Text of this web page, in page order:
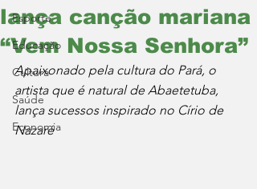
Esporte
Educação
Cultura
Saúde
Economia
lança canção mariana
“Vem Nossa Senhora”
Apaixonado pela cultura do Pará, o
artista que é natural de Abaetetuba,
lança sucessos inspirado no Círio de
Nazaré